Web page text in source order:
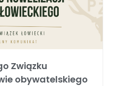
Związku
obywatelskiego